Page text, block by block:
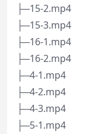
├─15-2.mp4
├─15-3.mp4
├─16-1.mp4
├─16-2.mp4
├─4-1.mp4
├─4-2.mp4
├─4-3.mp4
├─5-1.mp4